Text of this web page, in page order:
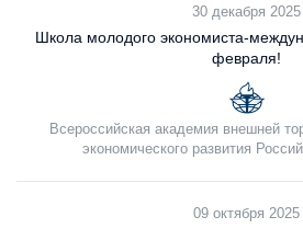
30 декабря 2025
Школа молодого экономиста-
февраля!
Всероссийская академия внешней
экономического развития
09 октября 2025